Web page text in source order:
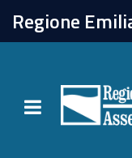
Regione
Toggle
chiudi
Attività